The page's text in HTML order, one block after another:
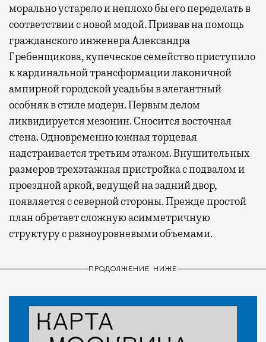
морально устарело и неплохо бы его переделать в
соответствии с новой модой. Призвав на помощь
гражданского инженера Александра
Гребенщикова, купеческое семейство приступило
к кардинальной трансформации лаконичной
ампирной городской усадьбы в элегантный
особняк в стиле модерн. Первым делом
ликвидируется мезонин. Сносится восточная
стена. Одновременно южная торцевая
надстраивается третьим этажом. Внушительных
размеров трехэтажная пристройка с подвалом и
проездной аркой, ведущей на задний двор,
появляется с северной стороны. Прежде простой
план обретает сложную асимметричную
структуру с разноуровневыми объемами.
ПРОДОЛЖЕНИЕ НИЖЕ